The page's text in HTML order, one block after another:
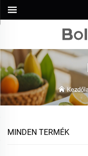
MINDEN TERMÉK